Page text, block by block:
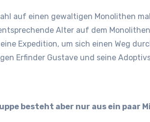
auf einen gewaltigen Monolithen
Alter auf dem
Expedition, um sich einen Weg
Erfinder Gustave und seine
besteht aber nur aus ein paar